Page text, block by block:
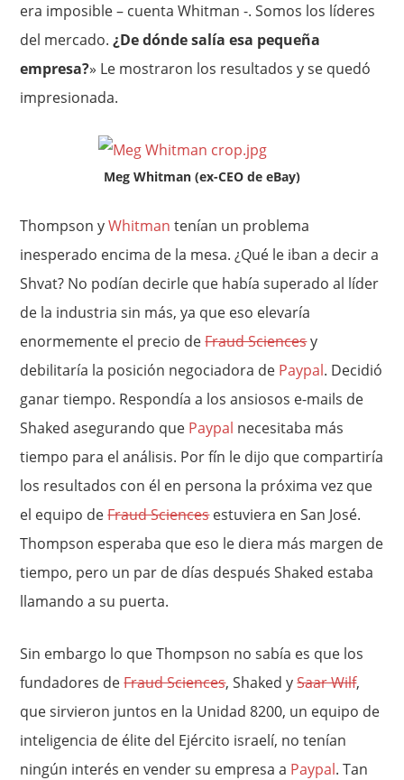
era imposible – cuenta Whitman -. Somos los líderes
del mercado.¿De dónde salía esa pequeña
empresa?» Le mostraron los resultados y se quedó
impresionada.
Meg Whitman (ex-CEO de eBay)
Thompson yWhitman tenían un problema
inesperado encima de la mesa. ¿Qué le iban a decir a
Shvat? No podían decirle que había superado al líder
de la industria sin más, ya que eso elevaría
enormemente el precio deFraud Sciencesy
debilitaría la posición negociadora de Paypal. Decidió
ganar tiempo. Respondía a los ansiosos e-mails de
Shaked asegurando que Paypal necesitaba más
tiempo para el análisis. Por fín le dijo que compartiría
los resultados con él en persona la próxima vez que
el equipo deFraud Sciencesestuviera en San José.
Thompson esperaba que eso le diera más margen de
tiempo, pero un par de días después Shaked estaba
llamando a su puerta.
Sin embargo lo que Thompson no sabía es que los
fundadores deFraud Sciences, Shaked ySaar Wilf,
que sirvieron juntos en la Unidad 8200, un equipo de
inteligencia de élite del Ejército israelí, no tenían
ningún interés en vender su empresa a Paypal. Tan